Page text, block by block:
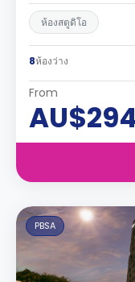
ห้องสตูดิโอ
8ห้องว่าง
From
PBSA